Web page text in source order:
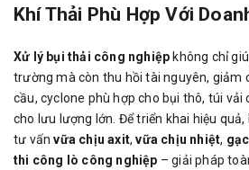
Khí Thải Phù Hợp Với
Xử lý bụi thải công nghiệp không chỉ
trường mà còn thu hồi tài nguyên, giảm
cầu, cyclone phù hợp cho bụi thô, túi vải
cho lưu lượng lớn. Để triển khai hiệu
tư vấnvữa chịu axit,vữa chịu nhiệt,
thi công lò công nghiệp – giải pháp